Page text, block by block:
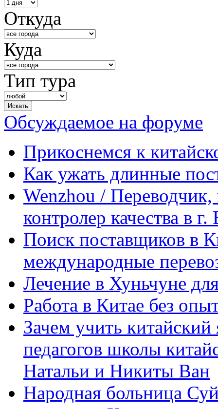
Откуда
Куда
Тип тура
Обсуждаемое на форуме
Прикоснемся к
Как ужать длинные
Wenzhou / Переводчик,
контролер качества в
Поиск поставщиков в
международные
Лечение в Хуньчуне
Работа в Китае без
Зачем учить
педагогов школы
Натальи и Никиты Ван
Народная больница